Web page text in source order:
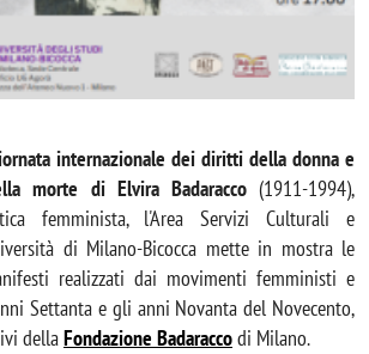
internazionale dei diritti della donna e
morte di Elvira Badaracco (1911-1994),
femminista, l'Area Servizi Culturali e
di Milano-Bicocca mette in mostra le
realizzati dai movimenti femministi e
Settanta e gli anni Novanta del Novecento,
dellaFondazione Badaraccodi Milano.